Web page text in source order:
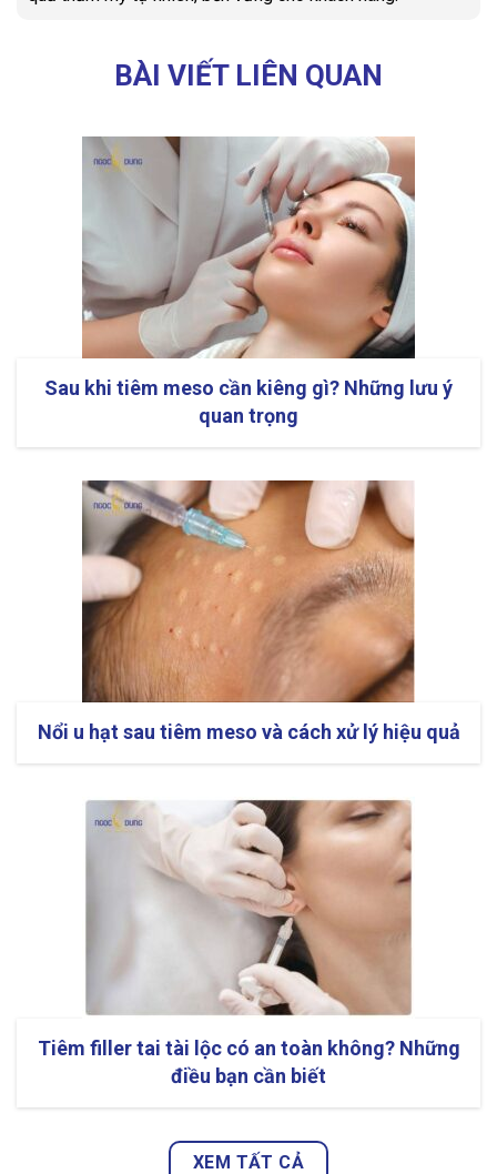
BÀI VIẾT LIÊN QUAN
Sau khi tiêm meso cần kiêng gì? Những lưu ý
quan trọng
Nổi u hạt sau tiêm meso và cách xử lý hiệu quả
Tiêm filler tai tài lộc có an toàn không? Những
điều bạn cần biết
XEM TẤT CẢ